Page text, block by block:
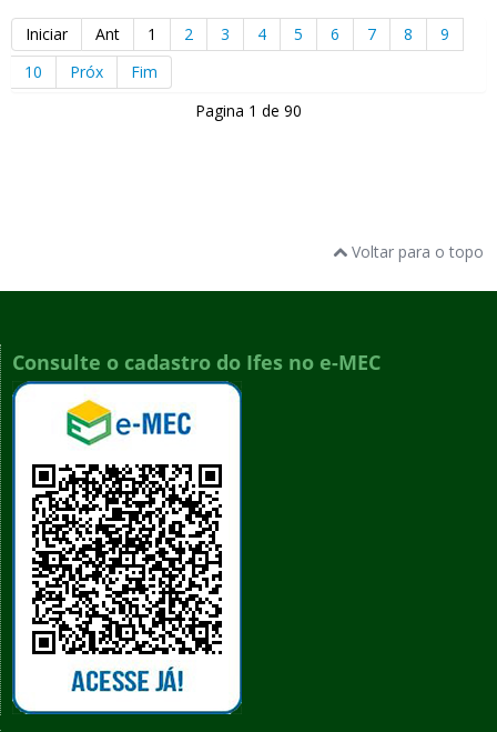
Iniciar Ant 1 2 3 4 5 6 7 8
9
10
Próx
Fim
Pagina 1 de 90
Voltar para o topo
Consulte o cadastro do Ifes no e-MEC